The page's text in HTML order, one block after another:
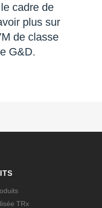
cadre de
plus sur
de classe
G&D.
TRx